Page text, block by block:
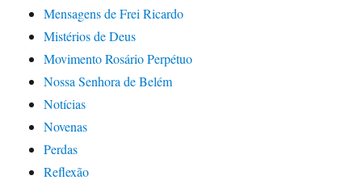
Mensagens de Frei Ricardo
Mistérios de Deus
Movimento Rosário Perpétuo
Nossa Senhora de Belém
Notícias
Novenas
Perdas
Reflexão